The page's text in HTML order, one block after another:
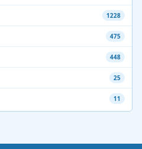
1228
475
448
25
11